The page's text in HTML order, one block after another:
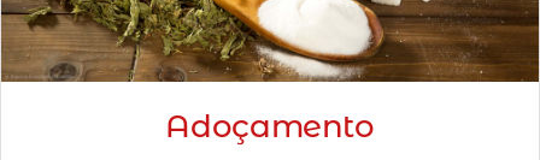
Adoçamento